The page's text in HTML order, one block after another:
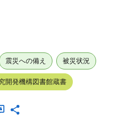
震災への備え 被災状況
開発機構図書館蔵書